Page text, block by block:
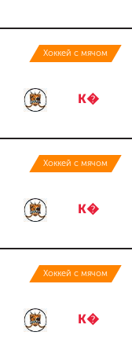
Хоккей с мячом
К�
Хоккей с мячом
К�
Хоккей с мячом
К�